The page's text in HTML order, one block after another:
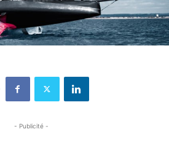
- Publicité -